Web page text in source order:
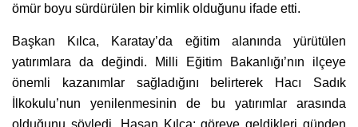
ömür boyu sürdürülen bir kimlik olduğunu ifade etti.
Başkan Kılca, Karatay’da eğitim alanında yürütülen
yatırımlara da değindi. Milli Eğitim Bakanlığı’nın ilçeye
önemli kazanımlar sağladığını belirterek Hacı Sadık
İlkokulu’nun yenilenmesinin de bu yatırımlar arasında
olduğunu söyledi. Hasan Kılca; göreve geldikleri günden